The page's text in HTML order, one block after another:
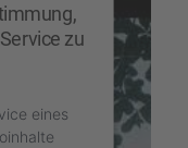
zu
eines